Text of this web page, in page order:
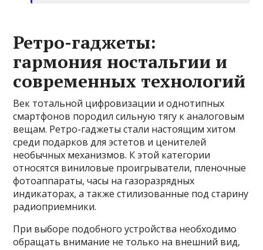
Ретро-гаджеты:
гармония ностальгии и
современных технологий
Век тотальной цифровизации и однотипных
смартфонов породил сильную тягу к аналоговым
вещам. Ретро-гаджеты стали настоящим хитом
среди подарков для эстетов и ценителей
необычных механизмов. К этой категории
относятся виниловые проигрыватели, пленочные
фотоаппараты, часы на газоразрядных
индикаторах, а также стилизованные под старину
радиоприемники.
При выборе подобного устройства необходимо
обращать внимание не только на внешний вид,